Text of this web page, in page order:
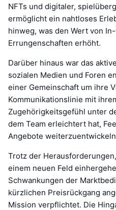
NFTs und digitaler,
ermöglicht ein nahtloses
hinweg, was den Wert von
Errungenschaften erhöht.
Darüber hinaus war das
sozialen Medien und Foren
einer Gemeinschaft um ihre
Kommunikationslinie mit
Zugehörigkeitsgefühl unter
dem Team erleichtert hat,
Angebote
Trotz der
einem neuen Feld
Schwankungen der
kürzlichen Preisrückgang
Mission verpflichtet. Die